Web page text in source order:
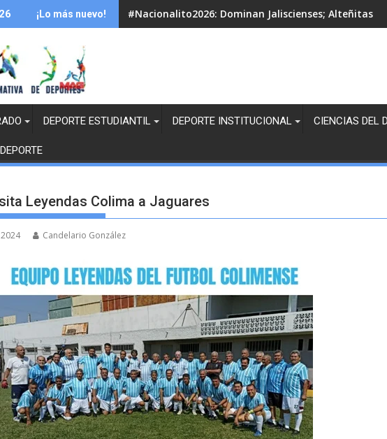
¡Lo más nuevo! #Nacionalito2026: Dominan Jaliscienses; Alteñitas,
DEPORTE ESTUDIANTIL DEPORTE INSTITUCIONAL CIENCIAS DEL
Leyendas Colima a Jaguares
Candelario González